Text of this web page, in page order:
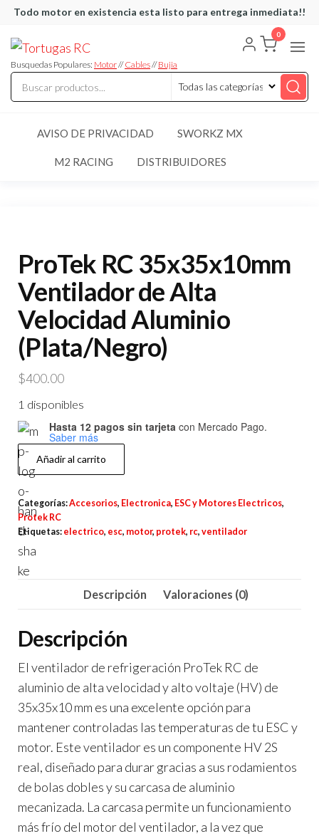
Saltar
contenido
Todo motor en existencia esta listo para entrega inmediata!!
RC
articulos
de RC
Busquedas Populares: Motor//Cables//Bujia
0
AVISO DE PRIVACIDAD SWORKZ MX
M2 RACING DISTRIBUIDORES
ProTek RC 35x35x10mm
Ventilador de Alta
Velocidad Aluminio
(Plata/Negro)
$400.00
1 disponibles
Hasta 12 pagos sin tarjeta con Mercado Pago.
Saber más
ProTek
RC
35x35x10mm
Ventilador
de
Alta
Velocidad
cantidad
Añadir al carrito
Categorías:Accesorios, Electronica, ESC y Motores Electricos,
Protek RC
Etiquetas: electrico, esc, motor, protek, rc, ventilador
Descripción Valoraciones (0)
Descripción
El ventilador de refrigeración ProTek RC de
aluminio de alta velocidad y alto voltaje (HV) de
35x35x10 mm es una excelente opción para
mantener controladas las temperaturas de tu ESC y
motor. Este ventilador es un componente HV 2S
real, diseñado para durar gracias a sus rodamientos
de bolas dobles y su carcasa de aluminio
mecanizada. La carcasa permite un funcionamiento
más frío del motor del ventilador, a la vez que